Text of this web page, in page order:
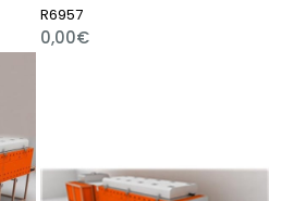
R6957
0,00€